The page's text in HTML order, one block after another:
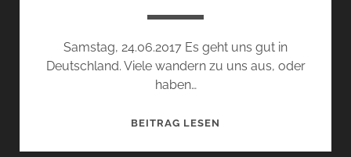
Samstag, 24.06.2017 Es geht uns gut in
Deutschland. Viele wandern zu uns aus, oder
haben…
BEITRAG LESEN